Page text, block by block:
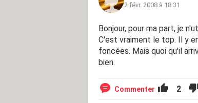
2 févr. 2008 à 18:31
Bonjour, pour ma part, je
C'est vraiment le top. Il y
foncées. Mais quoi qu'il
bien.
Commenter 2